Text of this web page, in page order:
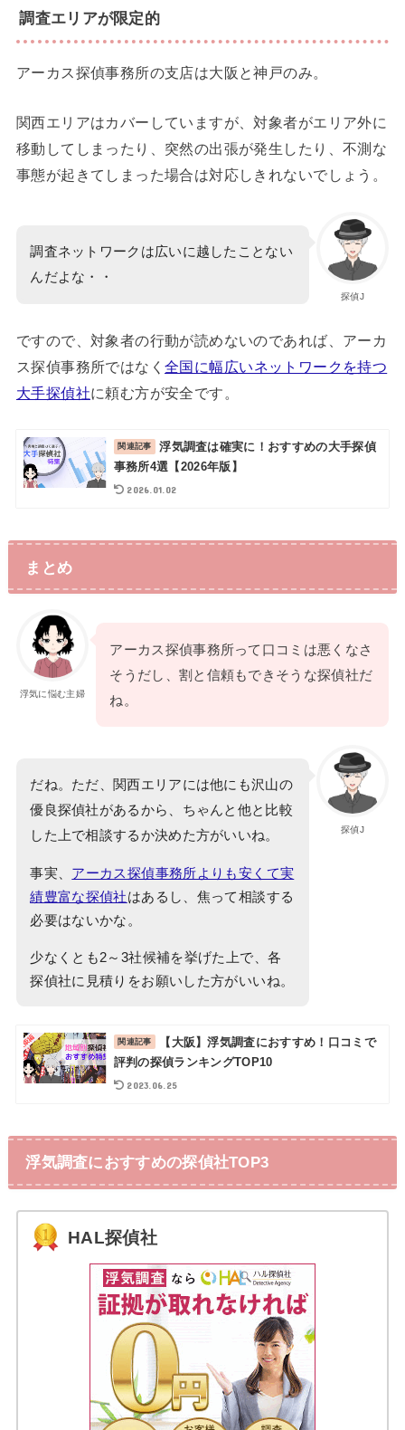
調査エリアが限定的
アーカス探偵事務所の支店は大阪と神戸のみ。
関西エリアはカバーしていますが、対象者がエリア外に
移動してしまったり、突然の出張が発生したり、不測な
事態が起きてしまった場合は対応しきれないでしょう。
探偵J
調査ネットワークは広いに越したことない
んだよな・・
ですので、対象者の行動が読めないのであれば、アーカ
ス探偵事務所ではなく全国に幅広いネットワークを持つ
大手探偵社に頼む方が安全です。
浮気調査は確実に！おすすめの大手探偵
事務所4選【2026年版】
2026.01.02
まとめ
浮気に悩む主婦
アーカス探偵事務所って口コミは悪くなさ
そうだし、割と信頼もできそうな探偵社だ
ね。
探偵J
だね。ただ、関西エリアには他にも沢山の
優良探偵社があるから、ちゃんと他と比較
した上で相談するか決めた方がいいね。
事実、 アーカス探偵事務所よりも安くて実
績豊富な探偵社はあるし、焦って相談する
必要はないかな。
少なくとも2～3社候補を挙げた上で、各
探偵社に見積りをお願いした方がいいね。
【大阪】浮気調査におすすめ！口コミで
評判の探偵ランキングTOP10
2023.06.25
浮気調査におすすめの探偵社TOP3
HAL探偵社